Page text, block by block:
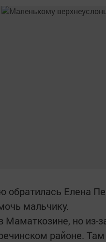
обратилась Елена
мальчику.
Маматкозине, но
районе.